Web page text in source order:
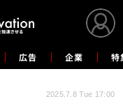
広告 企業 特
2025.7.8 Tue 17:00